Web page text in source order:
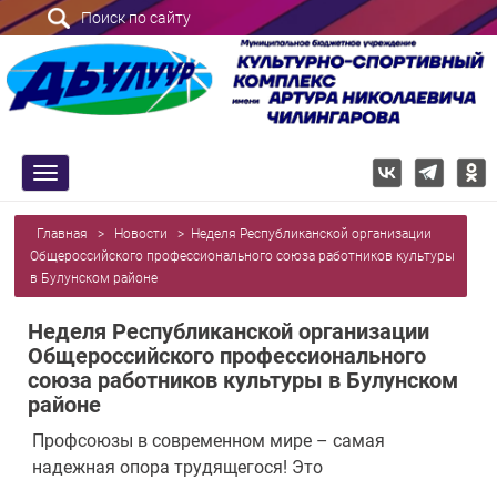
Поиск по сайту
trk
Главная > Новости > Неделя Республиканской организации
Общероссийского профессионального союза работников культуры
в Булунском районе
Неделя Республиканской организации
Общероссийского профессионального
союза работников культуры в Булунском
районе
Профсоюзы в современном мире – самая
надежная опора трудящегося! Это